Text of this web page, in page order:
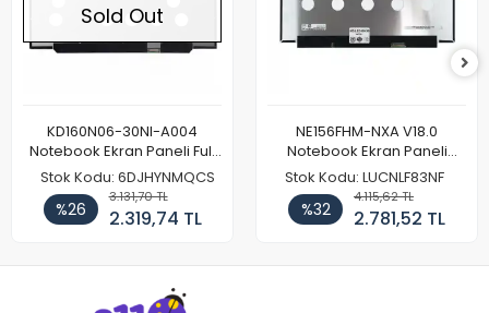
Sold Out
KD160N06-30NI-A004
Notebook Ekran Paneli Full
HD
Stok Kodu: 6DJHYNMQCS
%26
3.131,70 TL
2.319,74 TL
NE156FHM-NXA V18.0
Notebook Ekran Paneli
144Hz
Stok Kodu: LUCNLF83NF
%32
4.115,62 TL
2.781,52 TL